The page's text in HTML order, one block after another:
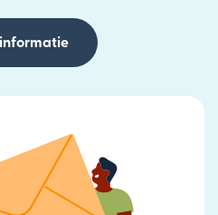
informatie